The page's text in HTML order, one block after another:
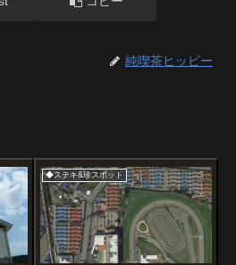
純喫茶ヒッピー
◆ステキ&珍スポット